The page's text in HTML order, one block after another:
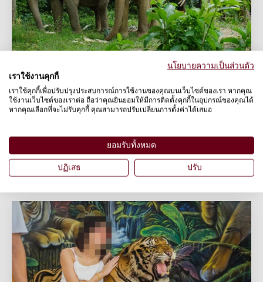
พัฒนาปางช้างผ่านโครงการ "พรุ่งนี้ที่ดี
กว่าของช้าง"
ช่วยเหลือปางช้างพร้อมปรับปรุงสวัสดิภาพ
เรียนรู้เพิ่มเติม
นโยบายความเป็นส่วนตัว
เราใช้งานคุกกี้
เราใช้คุกกี้เพื่อปรับปรุงประสบการณ์การใช้งานของคุณบนเว็บไซต์ของเรา หากคุณ
ใช้งานเว็บไซต์ของเราต่อ ถือว่าคุณยินยอมให้มีการติดตั้งคุกกี้ในอุปกรณ์ของคุณได้
หากคุณเลือกที่จะไม่รับคุกกี้ คุณสามารถปรับเปลี่ยนการตั้งค่าได้เสมอ
ยอมรับทั้งหมด
ปฏิเสธ ปรับ